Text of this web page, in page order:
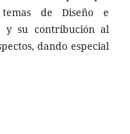
de Diseño e
y su contribución al
dando especial